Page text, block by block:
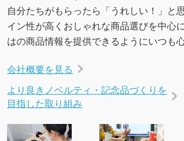
自分たちがもらったら「うれしい！」と
イン性が高くおしゃれな商品選びを中心
はの商品情報を提供できるようにいつも
会社概要を見る
より良きノベルティ・記念品づくりを
目指した取り組み